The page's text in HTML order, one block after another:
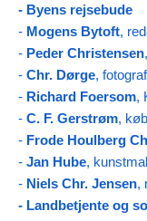
- Byens rejsebude
- Mogens Bytoft,
- Peder Christensen,
- Chr. Dørge, fotograf
- Richard Foersom,
- C. F. Gerstrøm,
- Frode Houlberg
- Jan Hube,
- Niels Chr. Jensen,
- Landbetjente og